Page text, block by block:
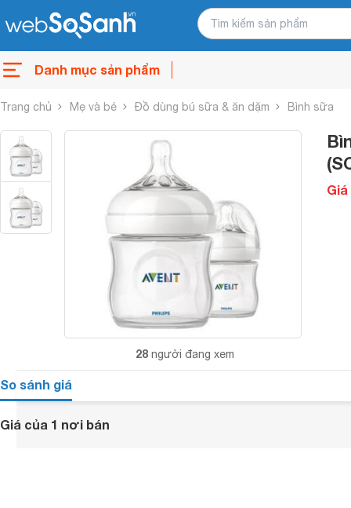
Danh mục sản phẩm
Trang chủ Mẹ và bé Đồ dùng bú sữa & ăn dặm Bình sữa
28 người đang xem
So sánh giá
Giá của 1 nơi bán